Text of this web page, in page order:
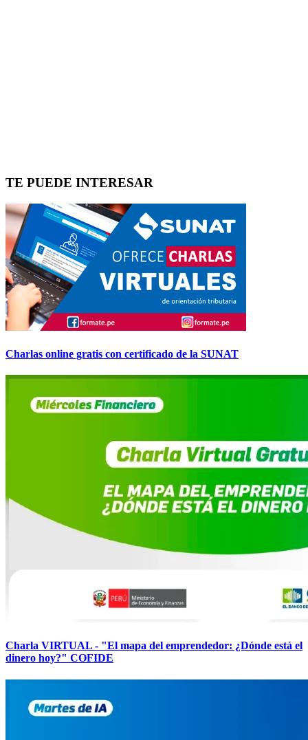
TE PUEDE INTERESAR
Charlas online gratis con certificado de la SUNAT
Charla VIRTUAL - "El mapa del emprendedor: ¿Dónde está el
dinero hoy?" COFIDE